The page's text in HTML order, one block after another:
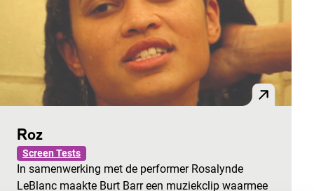
Roz
Screen Tests
In samenwerking met de performer Rosalynde
LeBlanc maakte Burt Barr een muziekclip waarmee